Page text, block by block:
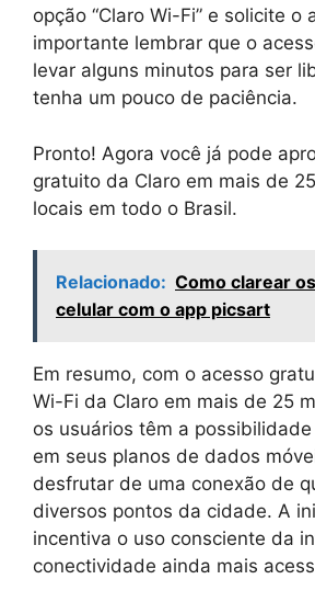
opção “Claro Wi-Fi” e solicite o
importante lembrar que o
levar alguns minutos para ser
tenha um pouco de paciência.
Pronto! Agora você já pode
gratuito da Claro em mais de
locais em todo o Brasil.
Relacionado: Como clarear
celular com o app picsart
Em resumo, com o acesso
Wi-Fi da Claro em mais de 25
os usuários têm a
em seus planos de dados
desfrutar de uma conexão de
diversos pontos da cidade. A
incentiva o uso consciente da
conectividade ainda mais